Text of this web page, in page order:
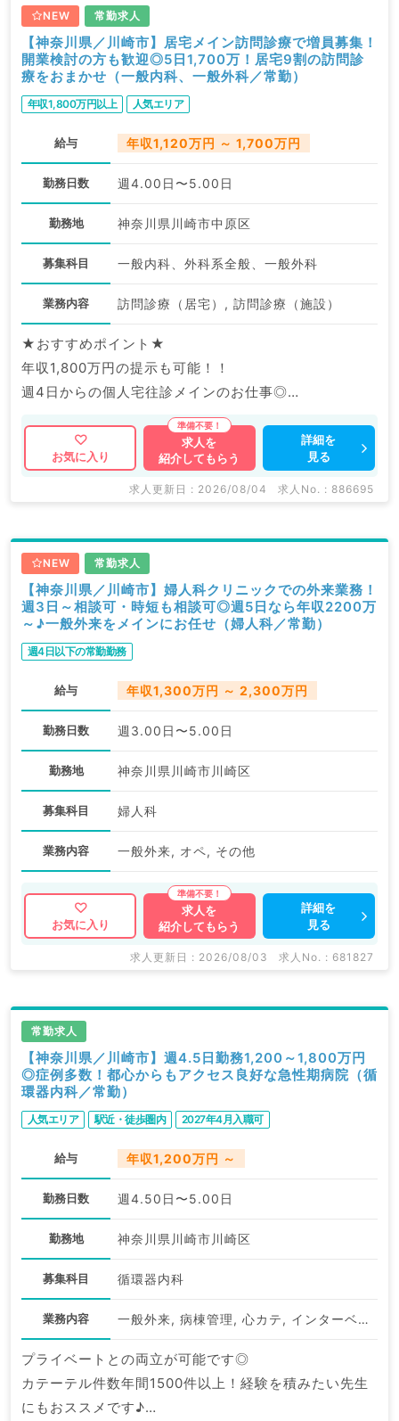
NEW 常勤求人
【神奈川県／川崎市】居宅メイン訪問診療で増員募集！
開業検討の方も歓迎◎5日1,700万！居宅9割の訪問診
療をおまかせ（一般内科、一般外科／常勤）
年収1,800万円以上 人気エリア
給与 年収1,120万円 ～ 1,700万円
勤務日数 週4.00日〜5.00日
勤務地 神奈川県川崎市中原区
募集科目 一般内科、外科系全般、一般外科
業務内容 訪問診療（居宅）, 訪問診療（施設）
★おすすめポイント★
年収1,800万円の提示も可能！！
週4日からの個人宅往診メインのお仕事◎
通勤便利×土日休み×日勤のみの働きやすい案件です！
マイナビDOCTORでは病院やクリニックなどの医療機
関求人はもちろんのこと、
求人内容の詳細等はお気軽にお問合せ下さい。
お気に入り
求人を
紹介してもらう
詳細を
見る
求人更新日 : 2026/08/04 求人No. : 886695
NEW 常勤求人
【神奈川県／川崎市】婦人科クリニックでの外来業務！
週3日～相談可・時短も相談可◎週5日なら年収2200万
～♪一般外来をメインにお任せ（婦人科／常勤）
週4日以下の常勤勤務
給与 年収1,300万円 ～ 2,300万円
勤務日数 週3.00日〜5.00日
勤務地 神奈川県川崎市川崎区
募集科目 婦人科
業務内容 一般外来, オペ, その他
お気に入り
求人を
紹介してもらう
詳細を
見る
求人更新日 : 2026/08/03 求人No. : 681827
常勤求人
【神奈川県／川崎市】週4.5日勤務1,200～1,800万円
◎症例多数！都心からもアクセス良好な急性期病院（循
環器内科／常勤）
人気エリア 駅近・徒歩圏内 2027年4月入職可
給与 年収1,200万円 ～
勤務日数 週4.50日〜5.00日
勤務地 神奈川県川崎市川崎区
募集科目 循環器内科
業務内容 一般外来, 病棟管理, 心カテ, インターベンション治療
プライベートとの両立が可能です◎
カテーテル件数年間1500件以上！経験を積みたい先生
にもおススメです♪